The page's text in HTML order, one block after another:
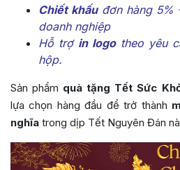
Chiết khấuđơn hàng 5%
doanh nghiệp
Hỗ trợ in logotheo yêu
hộp.
Sản phẩm quà tặng Tết Sức
lựa chọn hàng đầu để trở thành
nghĩa trong dịp Tết Nguyên Đán